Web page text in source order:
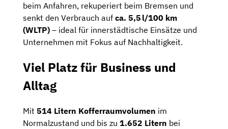
beim Anfahren, rekuperiert beim Bremsen und
senkt den Verbrauch auf ca. 5,5 l/100 km
(WLTP) – ideal für innerstädtische Einsätze und
Unternehmen mit Fokus auf Nachhaltigkeit.
Viel Platz für Business und
Alltag
Mit 514 Litern Kofferraumvolumen im
Normalzustand und bis zu 1.652 Litern bei